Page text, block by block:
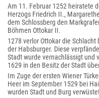
Am 11. Februar 1252 heiratete
Herzogs Friedrich II.,
dem Schlossberg den
Böhmen Ottokar II.
1278 verlor Ottokar die
der Habsburger. Diese
Stadt wurde vernachlässigt und
1629 in den Besitz der Stadt
Im Zuge der ersten Wiener
Heer im September 1529 bei
wurden Stadt und Burg